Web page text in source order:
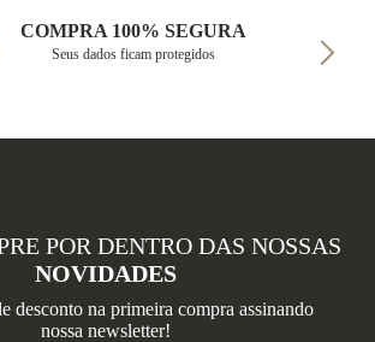
COMPRA 100% SEGURA
Seus dados ficam protegidos
POR DENTRO DAS NOSSAS
NOVIDADES
desconto na primeira compra assinando
nossa newsletter!